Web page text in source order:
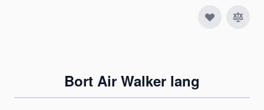
Bort Air Walker lang